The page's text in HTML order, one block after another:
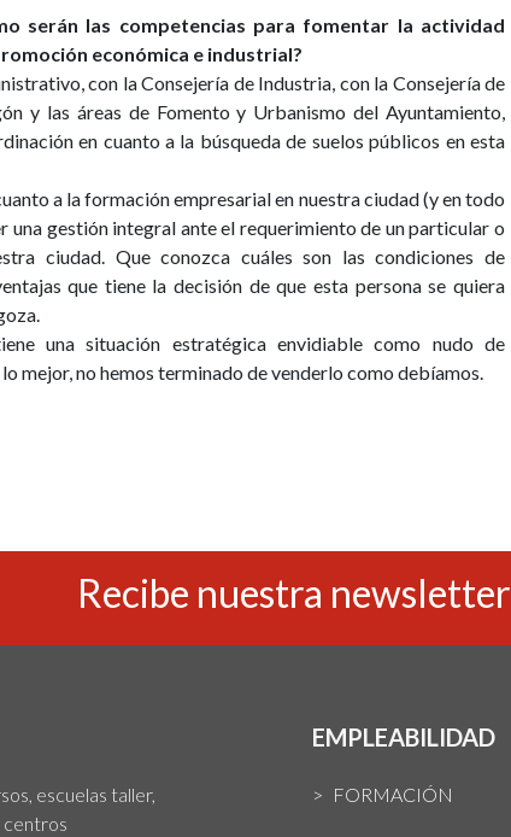
serán las competencias para fomentar la actividad
económica e industrial?
con la Consejería de Industria, con la Consejería de
y las áreas de Fomento y Urbanismo del Ayuntamiento,
en cuanto a la búsqueda de suelos públicos en esta
a la formación empresarial en nuestra ciudad (y en todo
una gestión integral ante el requerimiento de un particular o
ciudad. Que conozca cuáles son las condiciones de
que tiene la decisión de que esta persona se quiera
una situación estratégica envidiable como nudo de
mejor, no hemos terminado de venderlo como debíamos.
Recibe nuestra newsletter
escuelas taller,
centros
EMPLEABILIDAD
FORMACIÓN